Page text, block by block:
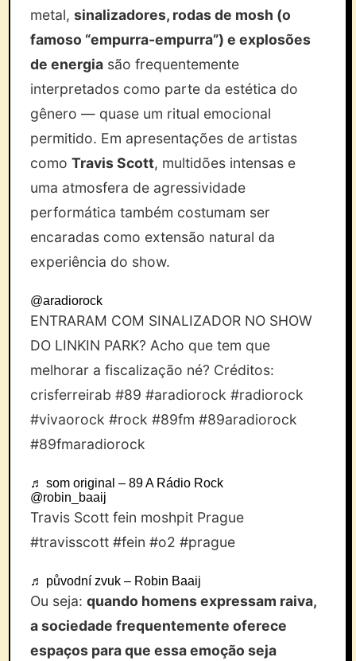
metal,sinalizadores, rodas de mosh (o
famoso “empurra-empurra”) e explosões
de energia são frequentemente
interpretados como parte da estética do
gênero — quase um ritual emocional
permitido. Em apresentações de artistas
comoTravis Scott, multidões intensas e
uma atmosfera de agressividade
performática também costumam ser
encaradas como extensão natural da
experiência do show.
@aradiorock
ENTRARAM COM SINALIZADOR NO SHOW
DO LINKIN PARK? Acho que tem que
melhorar a fiscalização né? Créditos:
crisferreirab#89 #aradiorock #radiorock
#vivaorock #rock #89fm #89aradiorock
#89fmaradiorock
♬ som original – 89 A Rádio Rock
@robin_baaij
Travis Scott fein moshpit Prague
#travisscott #fein #o2 #prague
♬ původní zvuk – Robin Baaij
Ou seja:quando homens expressam raiva,
a sociedade frequentemente oferece
espaços para que essa emoção seja